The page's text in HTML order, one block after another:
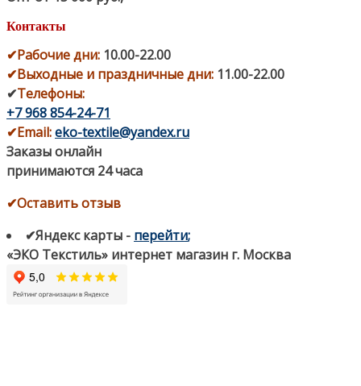
Контакты
✔Рабочие дни: 10.00-22.00
✔Выходные и праздничные дни: 11.00-22.00
✔Телефоны:
+7 968 854-24-71
✔Email:eko-textile@yandex.ru
Заказы онлайн
принимаются 24 часа
✔Оставить отзыв
✔Яндекс карты - перейти;
«ЭКО Текстиль» интернет магазин г. Москва